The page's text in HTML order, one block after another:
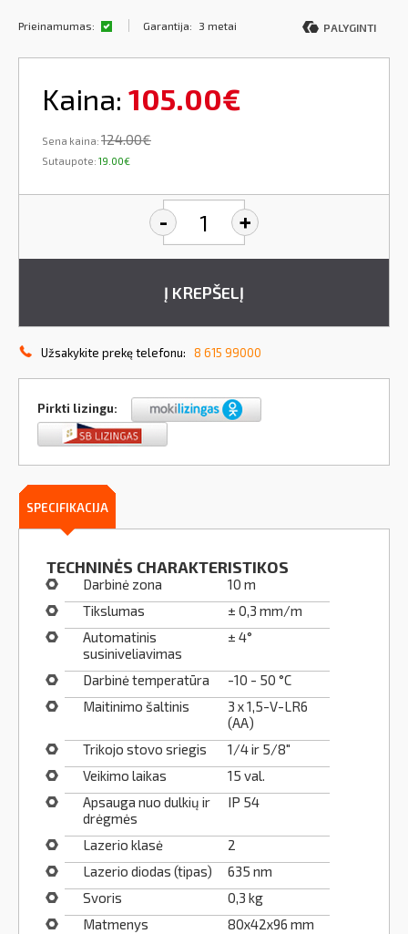
PALYGINTI
Prieinamumas: Garantija: 3 metai
Kaina: 105.00€
Sena kaina: 124.00€
Sutaupote: 19.00€
- +
Į KREPŠELĮ
Užsakykite prekę telefonu: 8 615 99000
Pirkti lizingu:
SPECIFIKACIJA
TECHNINĖS CHARAKTERISTIKOS
Darbinė zona
10 m
Tikslumas
± 0,3 mm/m
Automatinis
susiniveliavimas
± 4°
Darbinė temperatūra
-10 - 50 °C
Maitinimo šaltinis
3 x 1,5-V-LR6
(AA)
Trikojo stovo sriegis
1/4 ir 5/8"
Veikimo laikas
15 val.
Apsauga nuo dulkių ir
drėgmės
IP 54
Lazerio klasė
2
Lazerio diodas (tipas)
635 nm
Svoris
0,3 kg
Matmenys
80x42x96 mm